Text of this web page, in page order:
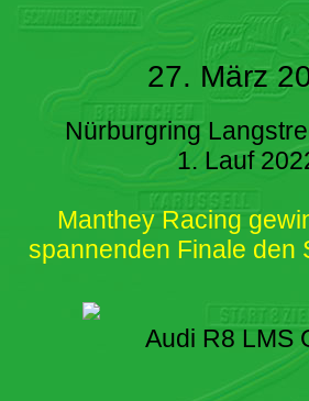
27. März
Nürburgring
1. Lauf
Manthey Racing
spannenden Finale den
Audi R8 LMS